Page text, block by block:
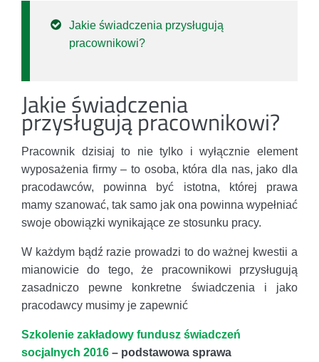
Jakie świadczenia przysługują
pracownikowi?
Jakie świadczenia
przysługują pracownikowi?
Pracownik dzisiaj to nie tylko i wyłącznie element
wyposażenia firmy – to osoba, która dla nas, jako dla
pracodawców, powinna być istotna, której prawa
mamy szanować, tak samo jak ona powinna wypełniać
swoje obowiązki wynikające ze stosunku pracy.
W każdym bądź razie prowadzi to do ważnej kwestii a
mianowicie do tego, że pracownikowi przysługują
zasadniczo pewne konkretne świadczenia i jako
pracodawcy musimy je zapewnić
Szkolenie zakładowy fundusz świadczeń
socjalnych 2016 – podstawowa sprawa